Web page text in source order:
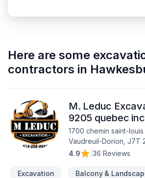
Here are some
contractors in
M. Leduc
9205 quebec
1700 chemin saint-louis
Vaudreuil-Dorion, J7T
4.9
36 Reviews
Excavation Balcony &